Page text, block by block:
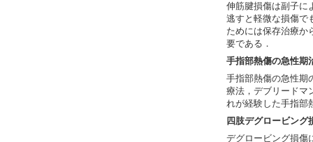
伸筋腱損傷は副子に
逃すと軽微な損傷で
ためには保存治療か
要である．
手指部熱傷の急性期
手指部熱傷の急性期
療法，デブリードマ
れが経験した手指部
四肢デグロービング
デグロービング損傷